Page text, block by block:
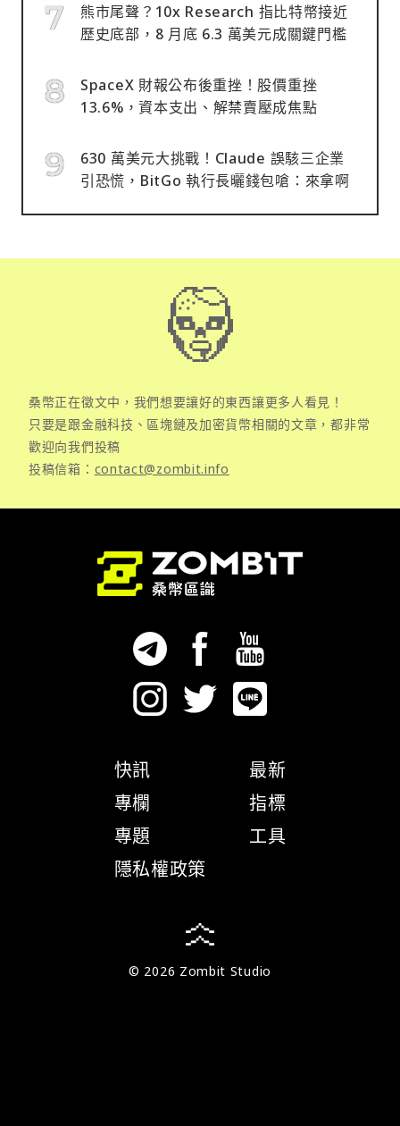
熊市尾聲？10x Research 指比特幣接近
歷史底部，8 月底 6.3 萬美元成關鍵門檻
SpaceX 財報公布後重挫！股價重挫
13.6%，資本支出、解禁賣壓成焦點
630 萬美元大挑戰！Claude 誤駭三企業
引恐慌，BitGo 執行長曬錢包嗆：來拿啊
桑幣正在徵文中，我們想要讓好的東西讓更多人看見！
只要是跟金融科技、區塊鏈及加密貨幣相關的文章，都非常
歡迎向我們投稿
投稿信箱： contact@zombit.info
快訊
專欄
專題
隱私權政策
最新
指標
工具
© 2026 Zombit Studio